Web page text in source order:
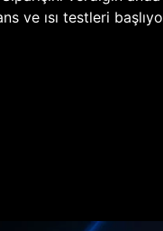
ve ısı testleri